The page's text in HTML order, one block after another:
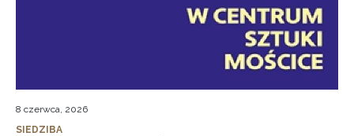
8 czerwca, 2026
SIEDZIBA